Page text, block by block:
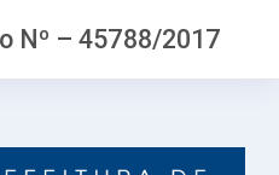
ferramentas
Nº – 45788/2017